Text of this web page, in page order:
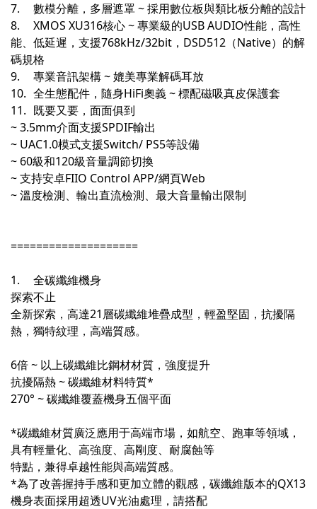
7.
數模分離，多層遮罩 ~ 採用數位板與類比板分離的設計
8.
XMOS XU316核心 ~ 專業級的USB AUDIO性能，高性
能、低延遲，支援768kHz/32bit，DSD512（Native）的解
碼規格
9.
專業音訊架構 ~ 媲美專業解碼耳放
10. 全生態配件，隨身HiFi奧義 ~ 標配磁吸真皮保護套
11. 既要又要，面面俱到
~ 3.5mm介面支援SPDIF輸出
~ UAC1.0模式支援Switch/ PS5等設備
~ 60級和120級音量調節切換
~ 支持安卓FIIO Control APP/網頁Web
~ 溫度檢測、輸出直流檢測、最大音量輸出限制
====================
1.
全碳纖維機身
探索不止
全新探索，高達21層碳纖維堆疊成型，輕盈堅固，抗擾隔
熱，獨特紋理，高端質感。
6倍 ~ 以上碳纖維比鋼材材質，強度提升
抗擾隔熱 ~ 碳纖維材料特質*
270° ~ 碳纖維覆蓋機身五個平面
*碳纖維材質廣泛應用于高端市場，如航空、跑車等領域，
具有輕量化、高強度、高剛度、耐腐蝕等
特點，兼得卓越性能與高端質感。
*為了改善握持手感和更加立體的觀感，碳纖維版本的QX13
機身表面採用超透UV光油處理，請搭配